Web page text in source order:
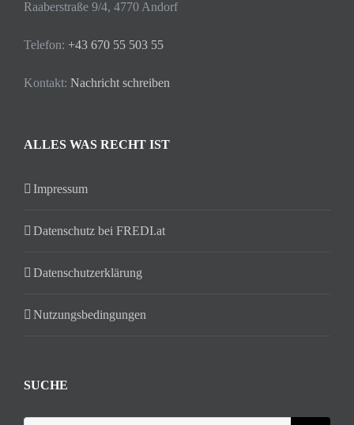
Raaberstraße 9/4, 4770 Andorf
Telefon: +43 670 55 503 55
Kontakt: Nachricht schreiben
ALLES WAS RECHT IST
Impressum
Datenschutz bei FREDI.at
Datenschutzerklärung
Nutzungsbedingungen
SUCHE